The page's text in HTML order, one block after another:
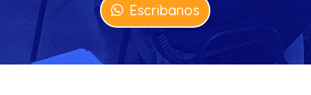
Escribanos